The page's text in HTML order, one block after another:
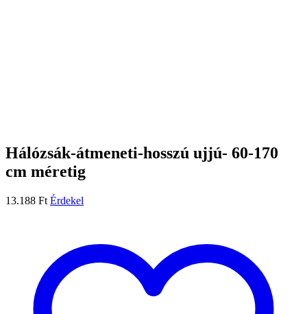
Hálózsák-átmeneti-hosszú ujjú- 60-170
cm méretig
13.188 Ft Érdekel